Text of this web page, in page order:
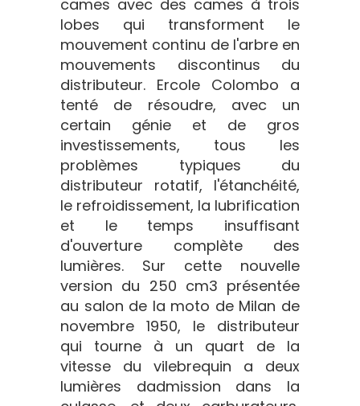
cames avec des cames à trois
lobes qui transforment le
mouvement continu de l'arbre en
mouvements discontinus du
distributeur. Ercole Colombo a
tenté de résoudre, avec un
certain génie et de gros
investissements, tous les
problèmes typiques du
distributeur rotatif, l'étanchéité,
le refroidissement, la lubrification
et le temps insuffisant
d'ouverture complète des
lumières. Sur cette nouvelle
version du 250 cm3 présentée
au salon de la moto de Milan de
novembre 1950, le distributeur
qui tourne à un quart de la
vitesse du vilebrequin a deux
lumières dadmission dans la